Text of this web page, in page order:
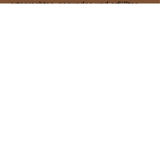
artgerechtes, gesundes und erfülltes